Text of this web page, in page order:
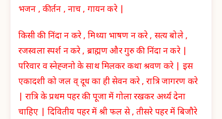
भजन , कीर्तन , नाच , गायन करे |
किसी की निंदा न करे , मिथ्या भाषण न करे , सत्य बोले ,
रजस्वला स्पर्श न करे , ब्राह्मण और गुरु की निंदा न करे |
परिवार व स्नेह्जनो के साथ मिलकर कथा श्रवण करे | इस
एकादशी को जल व् दूध का ही सेवन करे , रात्रि जागरण करे
| रात्रि के प्रथम पहर की पूजा में गोला रखकर अर्ध्य देना
चाहिए | दिवितीय पहर में श्री फल से , तीसरे पहर में बिजौरे